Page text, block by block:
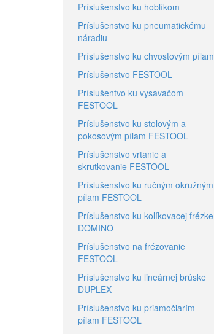
Príslušenstvo ku hoblíkom
Príslušenstvo ku pneumatickému
náradiu
Príslušenstvo ku chvostovým pílam
Príslušenstvo FESTOOL
Príslušentvo ku vysavačom
FESTOOL
Príslušenstvo ku stolovým a
pokosovým pílam FESTOOL
Príslušenstvo vrtanie a
skrutkovanie FESTOOL
Príslušenstvo ku ručným okružným
pílam FESTOOL
Príslušenstvo ku kolíkovacej frézke
DOMINO
Príslušenstvo na frézovanie
FESTOOL
Príslušenstvo ku lineárnej brúske
DUPLEX
Príslušenstvo ku priamočiarím
pílam FESTOOL